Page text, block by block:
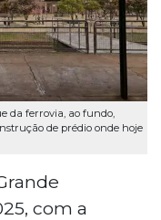
da ferrovia, ao fundo,
de prédio onde hoje
com a